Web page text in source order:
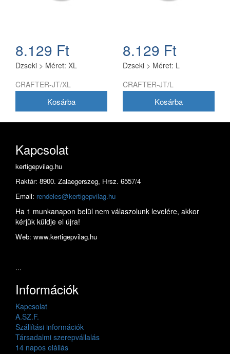
8.129 Ft
Dzseki > Méret: XL
CRAFTER-JT/XL
8.129 Ft
Dzseki > Méret: L
CRAFTER-JT/L
Kapcsolat
kertigepvilag.hu
Raktár: 8900. Zalaegerszeg, Hrsz. 6557/4
Email: rendeles@kertigepvilag.hu
Ha 1 munkanapon belül nem válaszolunk levelére, akkor
kérjük küldje el újra!
Web: www.kertigepvilag.hu
...
Információk
Kapcsolat
A.SZ.F.
Szállítási információk
Társadalmi szerepvállalás
14 napos elállás